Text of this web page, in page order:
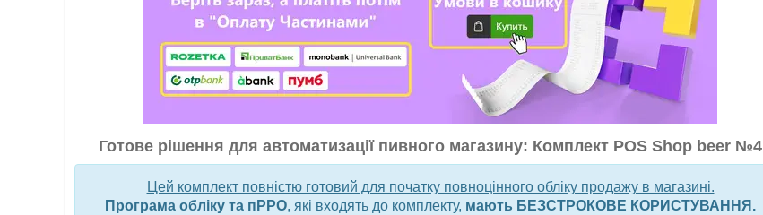
Готове рішення для автоматизації пивного магазину: Комплект POS Shop beer №4
Цей комплект повністю готовий для початку повноцінного обліку продажу в магазині.
Програма обліку та пРРО, які входять до комплекту, мають БЕЗСТРОКОВЕ КОРИСТУВАННЯ.